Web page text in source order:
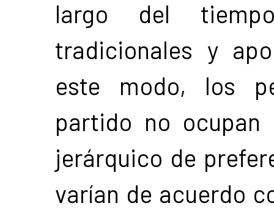
largo del
tradicionales y
este modo, los
partido no ocupan
jerárquico de
varían de acuerdo